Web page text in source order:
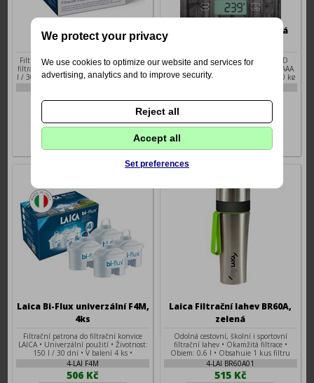
Laica Fast Disk, 6ks
Filtrační patrona do karafy Flow’n Go a
filtrační lahve MyLAICA • Životnost: 120
l / 30 dní • V balení 6 kusů • Vyrobeno v
487 Kč
Laica Digitální kuchyňská
Kuchyňská váha elektronická • LCD
displej • Provoz na baterie 2× 1,5V AAA
(nejsou součástí balení) • nosnost 10 kg
496 Kč
Laica Bi-Flux univerzální F4M,
4ks
Filtrační patrona do filtrační konvice
LAICA • Univerzální použití • Životnost:
150 l / 30 dní • V balení 4 ks •
5stupňová filtrace • Vyrobeno v Itálii
4-LAI F4M
506 Kč
Laica Filtrační lahev BR60A,
zelená
Odolná cestovní, školní i sportovní
filtrační lahev • Okamžitá filtrace •
Objem: 0,6 l • Obsahuje 1 kus filtru
FAST DISK
4-LAI BR60A01
515 Kč
We protect your privacy
We use cookies to optimize our website and services for
advertising, analytics and to improve security.
Reject all
Accept all
Set preferences